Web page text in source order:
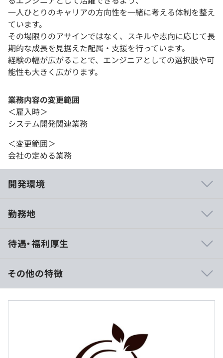
一人ひとりのキャリアの方向性を一緒に考える体制を整え
ています。
その場限りのアサインではなく、スキルや志向に応じて長
期的な成長を見据えた配属・支援を行っています。
経験の幅が広がることで、エンジニアとしての選択肢や可
能性も大きく広がります。
業務内容の変更範囲
＜雇入時＞
システム開発関連業務
＜変更範囲＞
会社の定める業務
開発環境
・若い会社ならではの柔軟な制度を導入しております。
ニークな福利厚生を展開中。
今後も、楽しさと成長につながる制度を取り入れてまいり
ます。
・社員の約9割が20代〜30代。経営陣も30代で、風通しの
・社内コミュニケーションにはSlackを活用しており、気
軽に相談・連携ができる環境です。
・2カ月に1度の帰社日には、BBQや料理対決などのイベ
勤務地
待遇・福利厚生
【年収350万円〜550万円の場合】
■賃金形態：月給制
■月給：250,000円～650,000円
・基本給：216,000円～560,000円
・固定残業代：20時間分、約33,790円～87,840円
その他の特徴